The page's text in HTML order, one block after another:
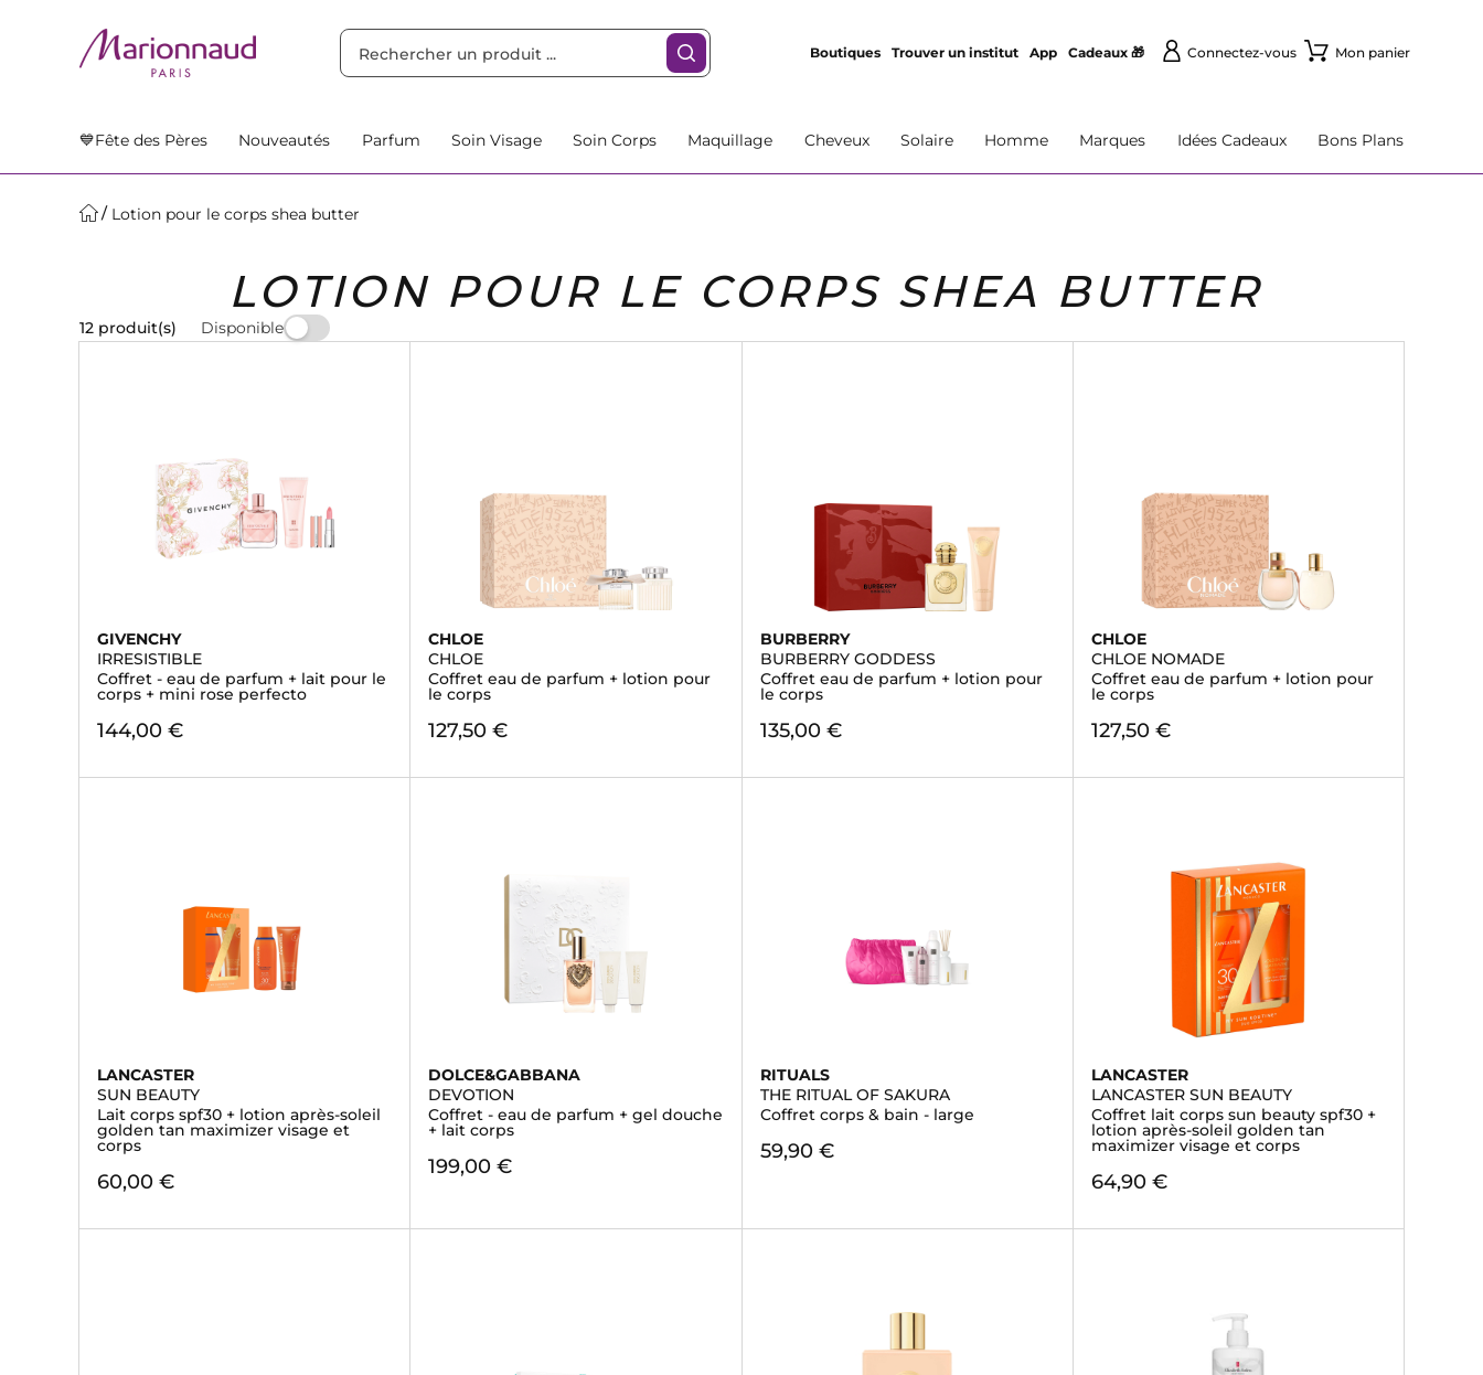
Boutiques Trouver un institut App Cadeaux 🎁 Connectez-vous Mon panier
💙Fête des Pères Nouveautés Parfum Soin Visage Soin Corps Maquillage Cheveux Solaire Homme Marques Idées Cadeaux Bons Plans
Lotion pour le corps shea butter
LOTION POUR LE CORPS SHEA BUTTER
12 produit(s) Disponible
GIVENCHY
IRRESISTIBLE
Coffret - eau de parfum + lait pour le
corps + mini rose perfecto
144,00 €
CHLOE
CHLOE
Coffret eau de parfum + lotion pour
le corps
127,50 €
BURBERRY
BURBERRY GODDESS
Coffret eau de parfum + lotion pour
le corps
135,00 €
CHLOE
CHLOE NOMADE
Coffret eau de parfum + lotion pour
le corps
127,50 €
LANCASTER
SUN BEAUTY
Lait corps spf30 + lotion après-soleil
golden tan maximizer visage et
corps
60,00 €
DOLCE&GABBANA
DEVOTION
Coffret - eau de parfum + gel douche
+ lait corps
199,00 €
RITUALS
THE RITUAL OF SAKURA
Coffret corps & bain - large
59,90 €
LANCASTER
LANCASTER SUN BEAUTY
Coffret lait corps sun beauty spf30 +
lotion après-soleil golden tan
maximizer visage et corps
64,90 €